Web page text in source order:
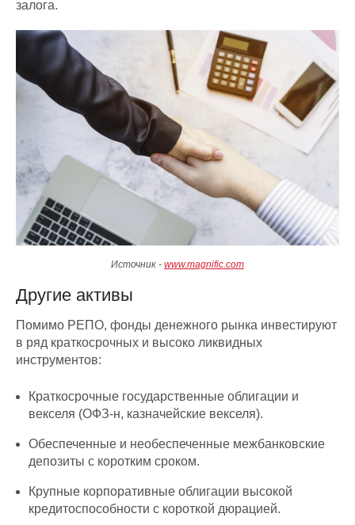
залога.
Источник - www.magnific.com
Другие активы
Помимо РЕПО, фонды денежного рынка инвестируют
в ряд краткосрочных и высоко ликвидных
инструментов:
Краткосрочные государственные облигации и
векселя (ОФЗ-н, казначейские векселя).
Обеспеченные и необеспеченные межбанковские
депозиты с коротким сроком.
Крупные корпоративные облигации высокой
кредитоспособности с короткой дюрацией.